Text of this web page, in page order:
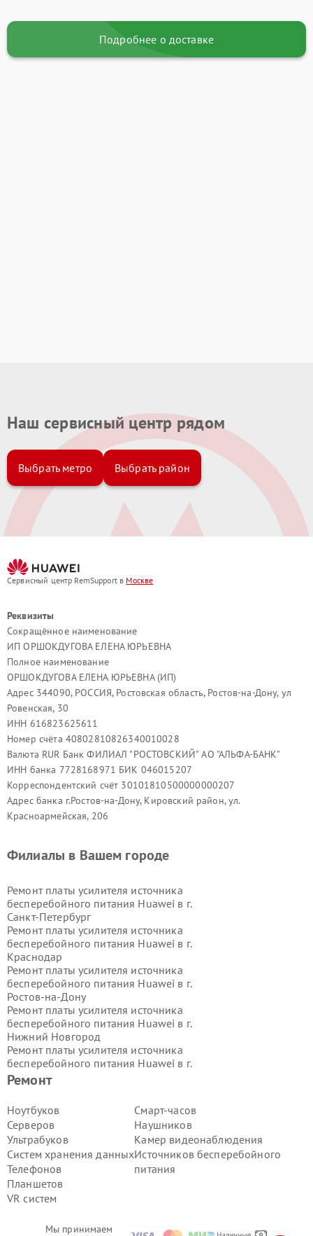
Подробнее о доставке
Наш сервисный центр рядом
Выбрать метро Выбрать район
Сервисный центр RemSupport в Москве
Реквизиты
Сокращённое наименование
ИП ОРШОКДУГОВА ЕЛЕНА ЮРЬЕВНА
Полное наименование
ОРШОКДУГОВА ЕЛЕНА ЮРЬЕВНА (ИП)
Адрес 344090, РОССИЯ, Ростовская область, Ростов-на-Дону, ул
Ровенская, 30
ИНН 616823625611
Номер счёта 40802810826340010028
Валюта RUR Банк ФИЛИАЛ "РОСТОВСКИЙ" АО "АЛЬФА-БАНК"
ИНН банка 7728168971 БИК 046015207
Корреспондентский счёт 30101810500000000207
Адрес банка г.Ростов-на-Дону, Кировский район, ул.
Красноармейская, 206
Мы принимаем
Ремонт
Ноутбуков
Серверов
Ультрабуков
Систем хранения данных
Телефонов
Планшетов
VR систем
Смарт-часов
Наушников
Камер видеонаблюдения
Источников бесперебойного
питания
Филиалы в Вашем городе
Ремонт платы усилителя источника
бесперебойного питания Huawei в г.
Санкт-Петербург
Ремонт платы усилителя источника
бесперебойного питания Huawei в г.
Краснодар
Ремонт платы усилителя источника
бесперебойного питания Huawei в г.
Ростов-на-Дону
Ремонт платы усилителя источника
бесперебойного питания Huawei в г.
Нижний Новгород
Ремонт платы усилителя источника
бесперебойного питания Huawei в г.
Новосибирск
Ремонт платы усилителя источника
бесперебойного питания Huawei в г.
Екатеринбург
Ремонт платы усилителя источника
бесперебойного питания Huawei в г.
Казань
Ремонт платы усилителя источника
бесперебойного питания Huawei в г.
Воронеж
бесперебойного питания Huawei в г.